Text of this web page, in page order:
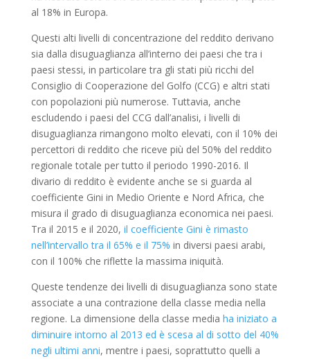
al 18% in Europa.
Questi alti livelli di concentrazione del reddito derivano
sia dalla disuguaglianza all’interno dei paesi che tra i
paesi stessi, in particolare tra gli stati più ricchi del
Consiglio di Cooperazione del Golfo (CCG) e altri stati
con popolazioni più numerose. Tuttavia, anche
escludendo i paesi del CCG dall’analisi, i livelli di
disuguaglianza rimangono molto elevati, con il 10% dei
percettori di reddito che riceve più del 50% del reddito
regionale totale per tutto il periodo 1990-2016. Il
divario di reddito è evidente anche se si guarda al
coefficiente Gini in Medio Oriente e Nord Africa, che
misura il grado di disuguaglianza economica nei paesi.
Tra il 2015 e il 2020, il coefficiente Gini è rimasto
nell’intervallo tra il 65% e il 75% in diversi paesi arabi,
con il 100% che riflette la massima iniquità.
Queste tendenze dei livelli di disuguaglianza sono state
associate a una contrazione della classe media nella
regione. La dimensione della classe media ha iniziato a
diminuire intorno al 2013 ed è scesa al di sotto del 40%
negli ultimi anni, mentre i paesi, soprattutto quelli a